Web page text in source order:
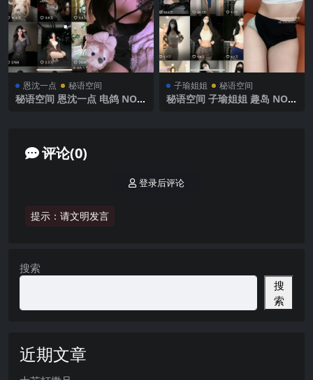
恩沈一点 秘语空间
秘语空间 恩沈一点 电鸽 NO.0
子瑜姐姐 秘语空间
秘语空间 子瑜姐姐 趣岛 NO.0
评论(0)
提示：请文明发言
登录后评论
搜索
搜
索
近期文章